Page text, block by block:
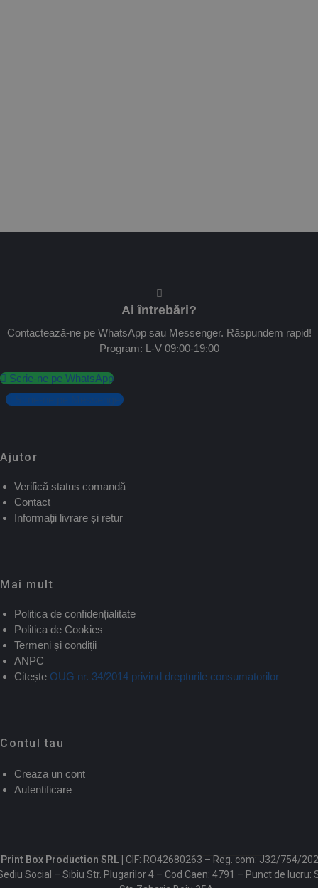
Ai întrebări?
Contactează-ne pe WhatsApp sau Messenger. Răspundem rapid!
Program: L-V 09:00-19:00
Scrie-ne pe WhatsApp
Scrie-ne pe Messenger
Ajutor
Verifică status comandă
Contact
Informații livrare și retur
Mai mult
Politica de confidențialitate
Politica de Cookies
Termeni și condiții
ANPC
Citește OUG nr. 34/2014 privind drepturile consumatorilor
Contul tau
Creaza un cont
Autentificare
Print Box Production SRL | CIF: RO42680263 – Reg. com: J32/754/
Social – Sibiu Str. Plugarilor 4 – Cod Caen: 4791 – Punct de lucru: